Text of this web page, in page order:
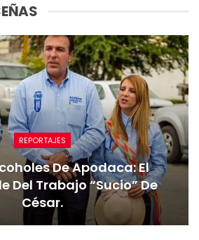
REPORTAJES
De Apodaca: El
Del Trabajo “sucio” De
César.